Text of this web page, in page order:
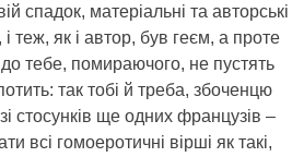
спадок, матеріальні та авторські
теж, як і автор, був геєм, а проте
тебе, помираючого, не пустять
так тобі й треба, збоченцю
стосунків ще одних французів –
всі гомоеротичні вірші як такі,